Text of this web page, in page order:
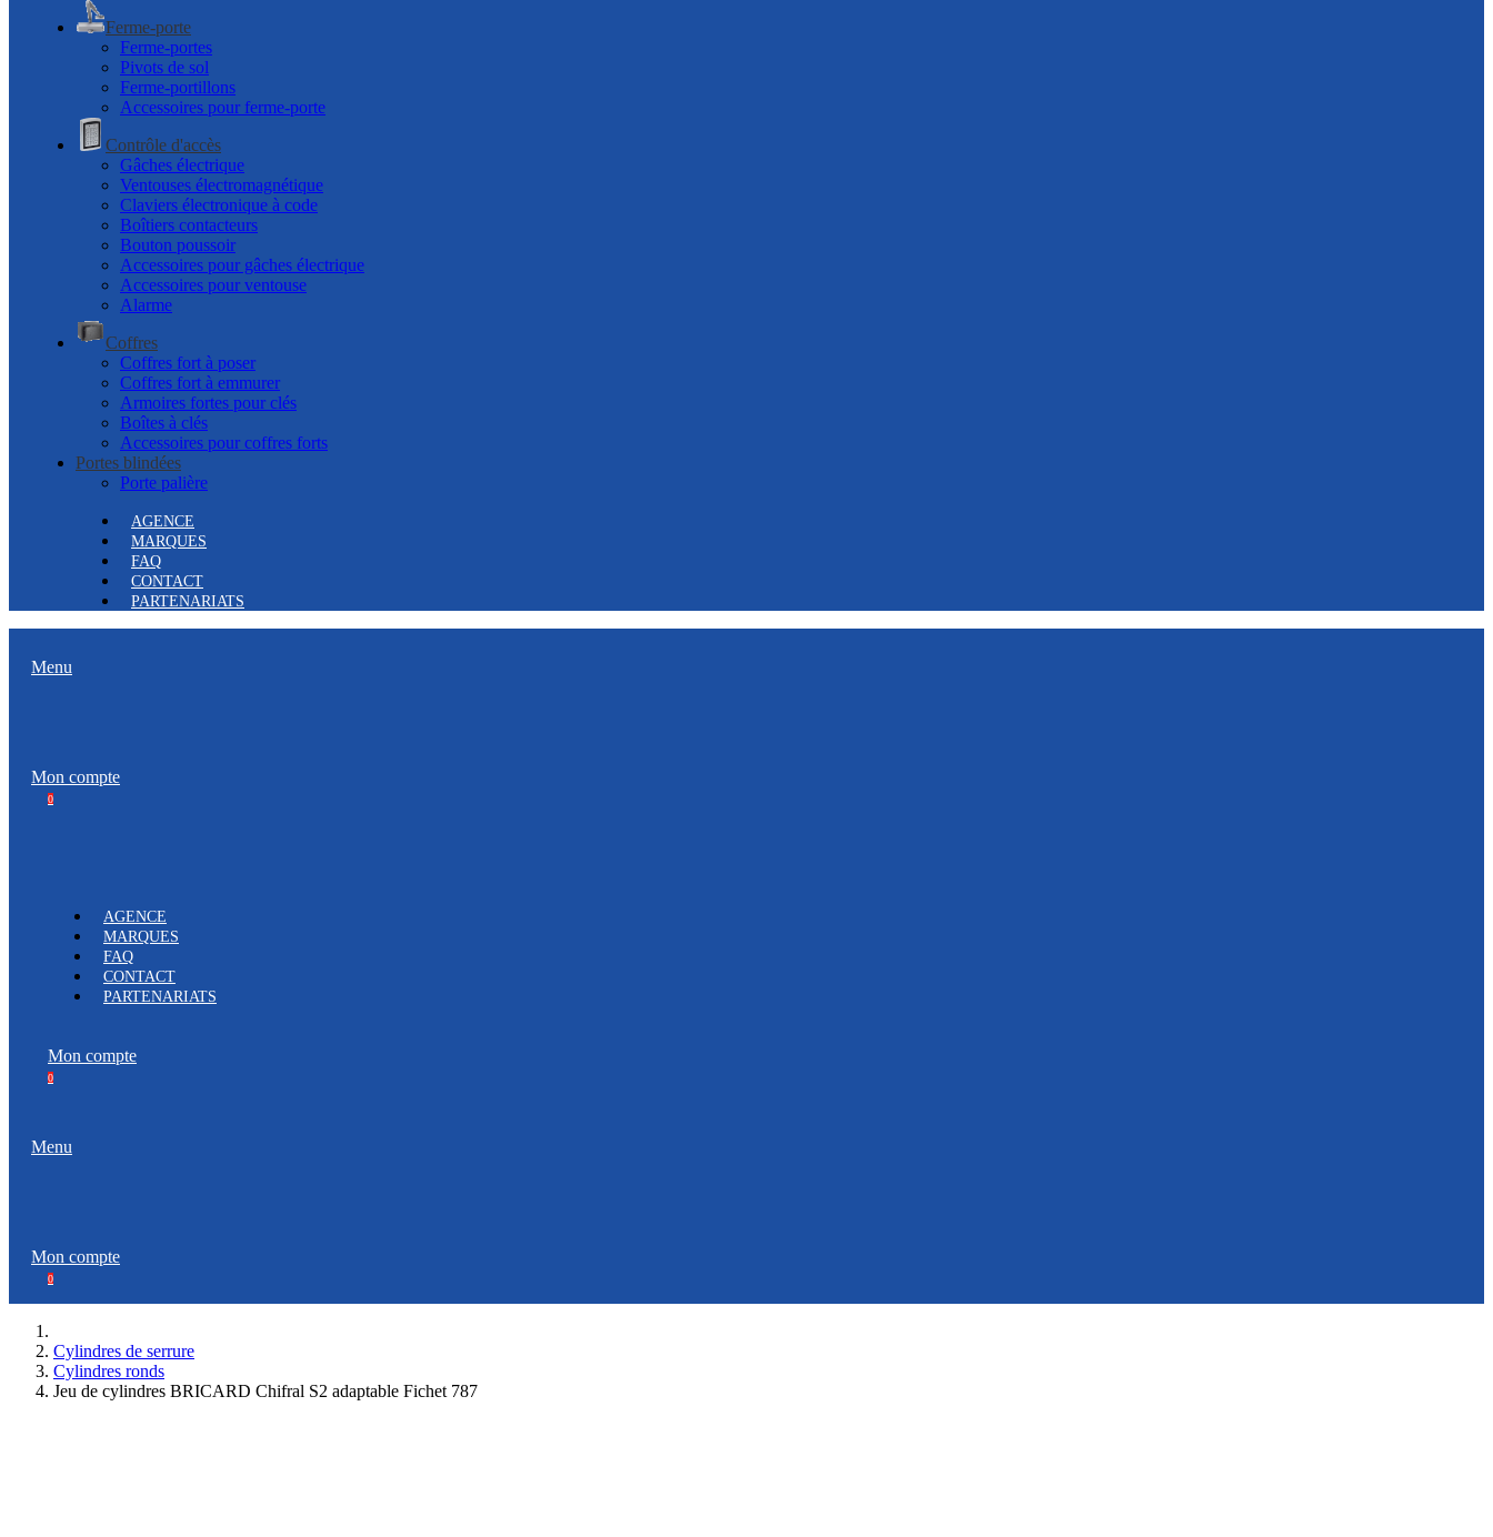
Ferme-porte
Ferme-portes
Pivots de sol
Ferme-portillons
Accessoires pour ferme-porte
Contrôle d'accès
Gâches électrique
Ventouses électromagnétique
Claviers électronique à code
Boîtiers contacteurs
Bouton poussoir
Accessoires pour gâches électrique
Accessoires pour ventouse
Alarme
Coffres
Coffres fort à poser
Coffres fort à emmurer
Armoires fortes pour clés
Boîtes à clés
Accessoires pour coffres forts
Portes blindées
Porte palière
AGENCE
MARQUES
FAQ
CONTACT
PARTENARIATS
Menu
Mon compte
0
AGENCE
MARQUES
FAQ
CONTACT
PARTENARIATS
Mon compte
0
Menu
Mon compte
0
Cylindres de serrure
Cylindres ronds
Jeu de cylindres BRICARD Chifral S2 adaptable Fichet 787